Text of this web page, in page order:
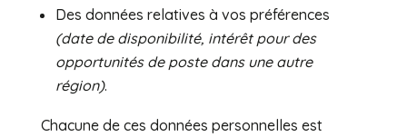
Des données relatives à vos préférences
(date de disponibilité, intérêt pour des
opportunités de poste dans une autre
région).
Chacune de ces données personnelles est